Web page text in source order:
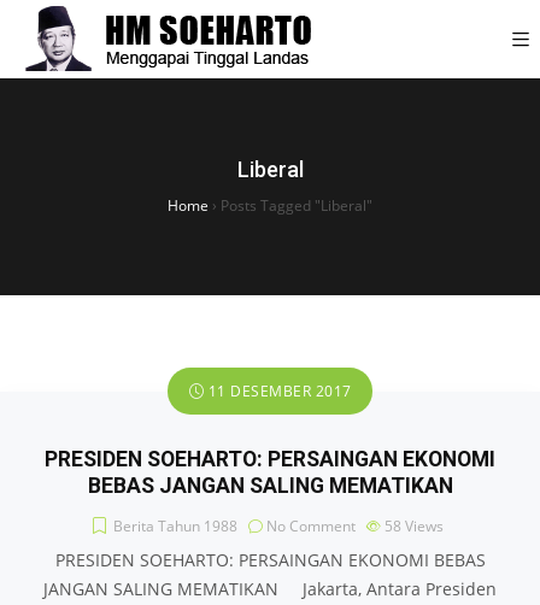
Liberal
Home › Posts Tagged "Liberal"
11 DESEMBER 2017
PRESIDEN SOEHARTO: PERSAINGAN EKONOMI
BEBAS JANGAN SALING MEMATIKAN
Berita Tahun 1988 No Comment 58 Views
PRESIDEN SOEHARTO: PERSAINGAN EKONOMI BEBAS
JANGAN SALING MEMATIKAN Jakarta, Antara Presiden